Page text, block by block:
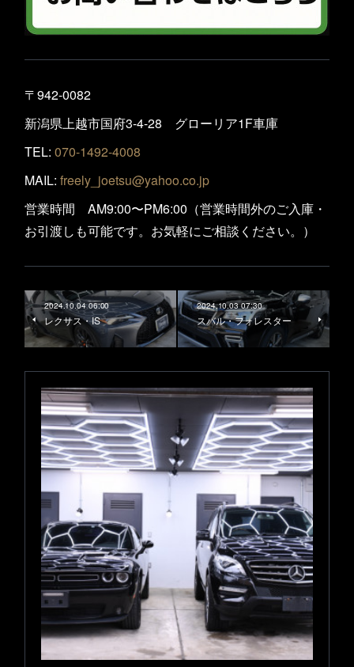
〒942-0082
新潟県上越市国府3-4-28 グローリア1F車庫
TEL: 070-1492-4008
MAIL: freely_joetsu@yahoo.co.jp
営業時間 AM9:00〜PM6:00（営業時間外のご入庫・
お引渡しも可能です。お気軽にご相談ください。）
2024.10.04 06:00
レクサス・IS
2024.10.03 07:30
スバル・フォレスター